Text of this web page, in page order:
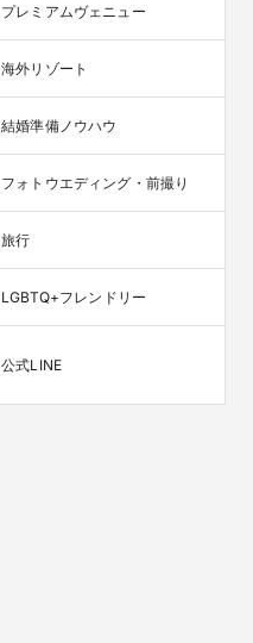
プレミアムヴェニュー
海外リゾート
結婚準備ノウハウ
フォトウエディング・前撮り
旅行
LGBTQ+フレンドリー
公式LINE